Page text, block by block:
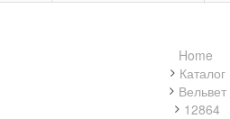
Home
Каталог
вельвет
12864